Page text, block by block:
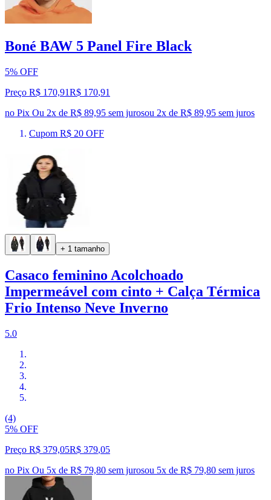
Boné BAW 5 Panel Fire Black
5% OFF
Preço R$ 170,91R$ 170,91
no Pix Ou 2x de R$ 89,95 sem jurosou 2x de R$ 89,95 sem juros
Cupom R$ 20 OFF
+ 1 tamanho
Casaco feminino Acolchoado
Impermeável com cinto + Calça Térmica
Frio Intenso Neve Inverno
5.0
(4)
5% OFF
Preço R$ 379,05R$ 379,05
no Pix Ou 5x de R$ 79,80 sem jurosou 5x de R$ 79,80 sem juros